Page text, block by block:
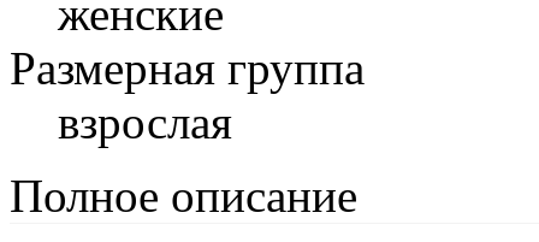
женские
Размерная группа
взрослая
Полное описание